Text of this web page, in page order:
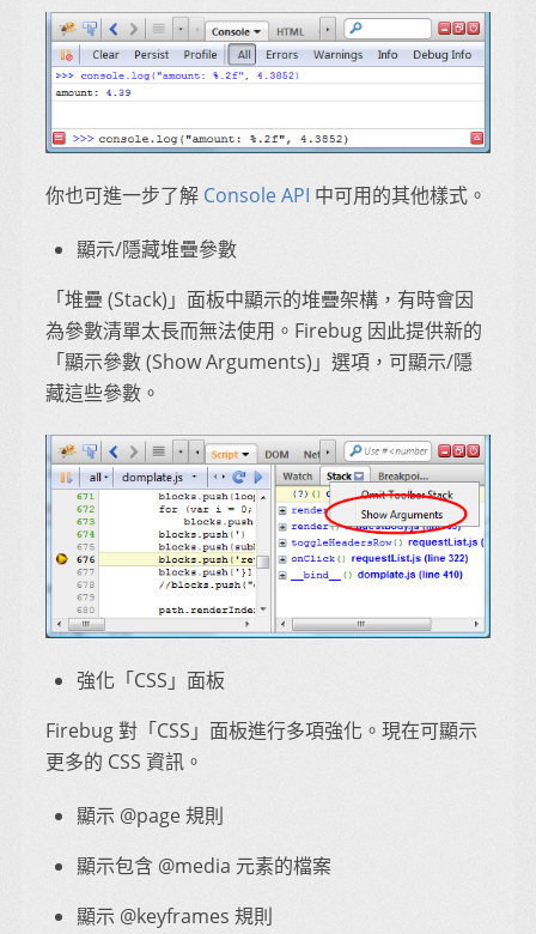
你也可進一步了解 Console API 中可用的其他樣式。
顯示/隱藏堆疊參數
「堆疊 (Stack)」面板中顯示的堆疊架構，有時會因
為參數清單太長而無法使用。Firebug 因此提供新的
「顯示參數 (Show Arguments)」選項，可顯示/隱
藏這些參數。
強化「CSS」面板
Firebug 對「CSS」面板進行多項強化。現在可顯示
更多的 CSS 資訊。
顯示 @page 規則
顯示包含 @media 元素的檔案
顯示 @keyframes 規則